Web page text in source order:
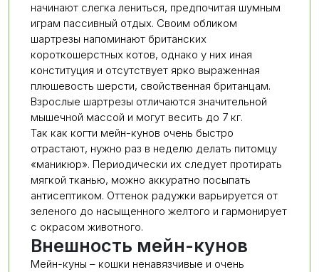
начинают слегка лениться, предпочитая шумным
играм пассивный отдых. Своим обликом
шартрезы напоминают британских
короткошерстных котов, однако у них иная
конституция и отсутствует ярко выраженная
плюшевость шерсти, свойственная британцам.
Взрослые шартрезы отличаются значительной
мышечной массой и могут весить до 7 кг.
Так как когти мейн-кунов очень быстро
отрастают, нужно раз в неделю делать питомцу
«маникюр». Периодически их следует протирать
мягкой тканью, можно аккуратно посыпать
антисептиком. Оттенок радужки варьируется от
зеленого до насыщенного желтого и гармонирует
с окрасом животного.
Внешность мейн-кунов
Мейн-куны – кошки ненавязчивые и очень